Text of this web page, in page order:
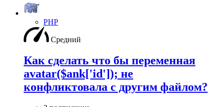
PHP
Средний
Как сделать что бы переменная
avatar($ank['id']); не
конфликтовала с другим файлом?